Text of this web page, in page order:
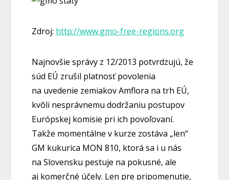
Zdroj: http://www.gmo-free-regions.org
Najnovšie správy z 12/2013 potvrdzujú, že
súd EÚ zrušil platnosť povolenia
na uvedenie zemiakov Amflora na trh EÚ,
kvôli nesprávnemu dodržaniu postupov
Európskej komisie pri ich povoľovaní.
Takže momentálne v kurze zostáva „len“
GM kukurica MON 810, ktorá sa i u nás
na Slovensku pestuje na pokusné, ale
aj komerčné účely. Len pre pripomenutie,